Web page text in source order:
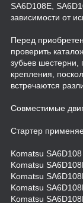
SA6D108E,
зависимости от
Перед
проверить
зубьев
крепления,
встречаются
Совместимые
Стартер
Komatsu SA6D108
Komatsu
Komatsu
Komatsu
Komatsu